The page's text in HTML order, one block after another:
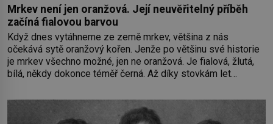
Mrkev není jen oranžová. Její neuvěřitelný příběh
začíná fialovou barvou
Když dnes vytáhneme ze země mrkev, většina z nás
očekává sytě oranžový kořen. Jenže po většinu své historie
je mrkev všechno možné, jen ne oranžová. Je fialová, žlutá,
bílá, někdy dokonce téměř černá. Až díky stovkám let
českou zahradu ani nedokážeme představit. Její příběh je